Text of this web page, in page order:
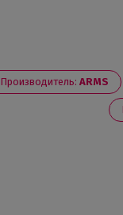
Производитель: ARMS